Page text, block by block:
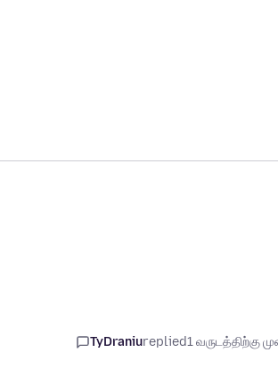
TyDraniureplied1 வருடத்திற்கு